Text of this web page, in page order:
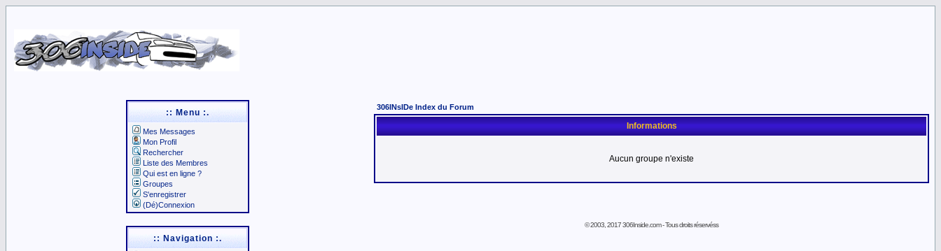
:: Menu :.
Mes Messages
Mon Profil
Rechercher
Liste des Membres
Qui est en ligne ?
Groupes
S'enregistrer
(Dé)Connexion
:: Navigation :.
306INsIDe Index du Forum
Informations
Aucun groupe n'existe
© 2003, 2017 306Inside.com - Tous droits réservéss